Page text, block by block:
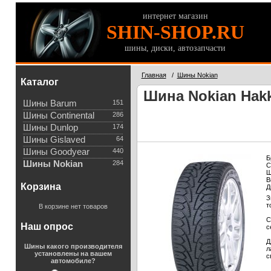
интернет магазин
SHIN-SHOP.RU
шины, диски, автозапчасти
Каталог
151
Шины Barum
286
Шины Continental
174
Шины Dunlop
64
Шины Gislaved
440
Шины Goodyear
284
Шины Nokian
Корзина
В корзине нет товаров
Наш опрос
Шины какого производителя
установлены на вашем
автомобиле?
Главная/ Шины Nokian
Шина Nokian